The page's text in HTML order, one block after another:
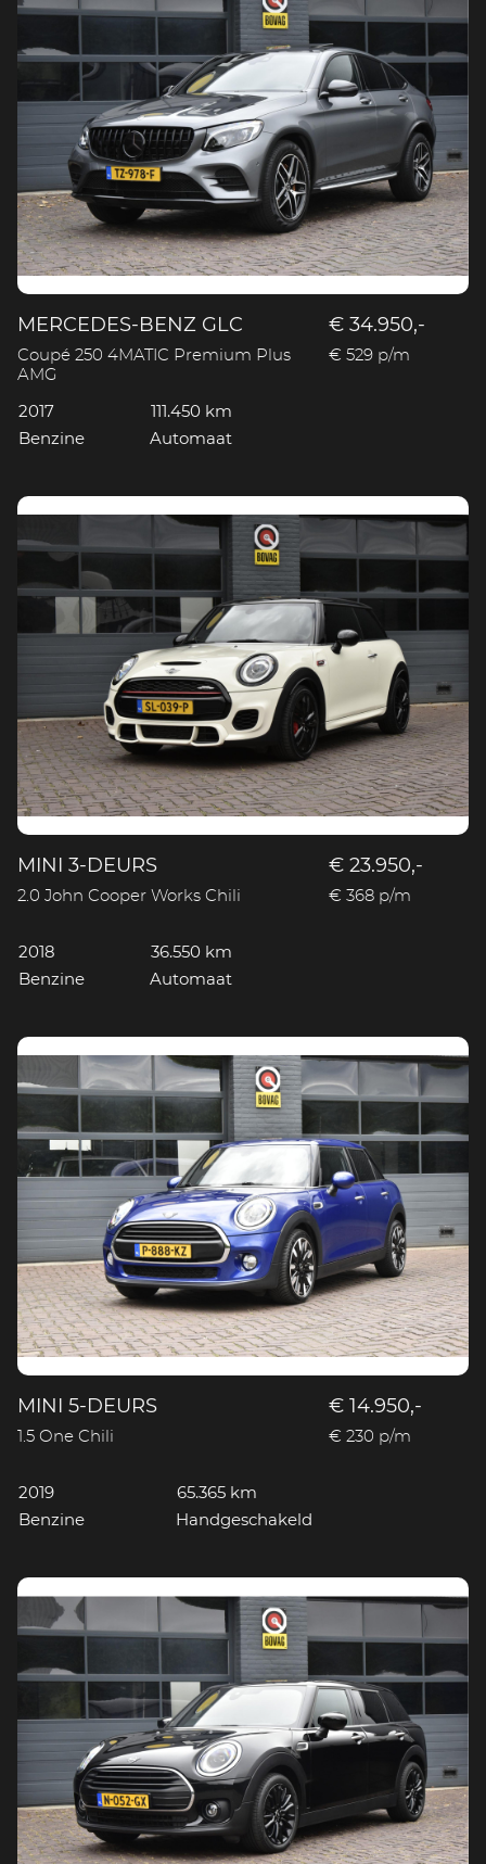
MERCEDES-BENZ GLC
Coupé 250 4MATIC Premium Plus
AMG
€ 34.950,-
€ 529 p/m
2017
111.450 km
Benzine
Automaat
MINI 3-DEURS
2.0 John Cooper Works Chili
€ 23.950,-
€ 368 p/m
2018
36.550 km
Benzine
Automaat
MINI 5-DEURS
1.5 One Chili
€ 14.950,-
€ 230 p/m
2019
65.365 km
Benzine
Handgeschakeld